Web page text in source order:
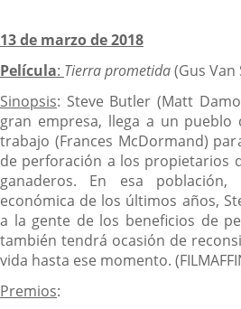
13 de marzo de 2018
Película: Tierra prometida(Gus Van
Sinopsis: Steve Butler (Matt
gran empresa, llega a un pueblo
trabajo (Frances McDormand)
de perforación a los propietarios
ganaderos. En esa
económica de los últimos años,
a la gente de los beneficios de
también tendrá ocasión de
vida hasta ese momento.
Premios: